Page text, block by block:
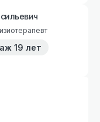
19 лет